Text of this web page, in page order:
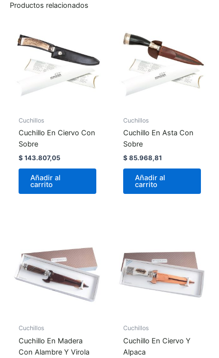
Productos relacionados
Cuchillos
Cuchillo En Ciervo Con
Sobre
$ 143.807,05
Añadir al
carrito
Cuchillos
Cuchillo En Asta Con
Sobre
$ 85.968,81
Añadir al
carrito
Cuchillos
Cuchillo En Madera
Con Alambre Y Virola
Cuchillos
Cuchillo En Ciervo Y
Alpaca